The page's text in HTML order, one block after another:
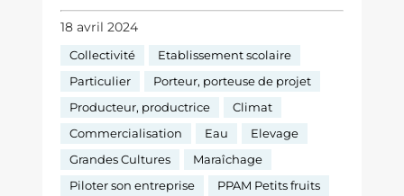
18 avril 2024
Collectivité
Etablissement scolaire
Particulier
Porteur, porteuse de projet
Producteur, productrice
Climat
Commercialisation
Eau
Elevage
Grandes Cultures
Maraîchage
Piloter son entreprise
PPAM Petits fruits